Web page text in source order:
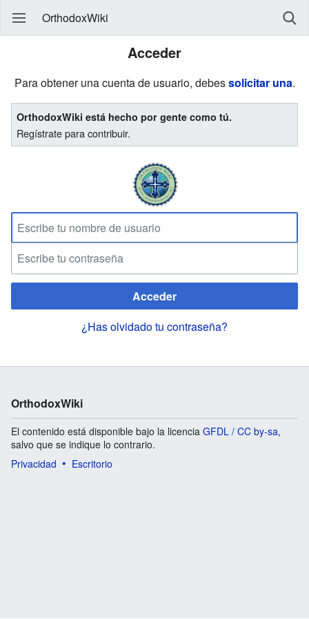
OrthodoxWiki
Acceder
Para obtener una cuenta de usuario, debessolicitar una.
OrthodoxWiki está hecho por gente como tú.
Regístrate para contribuir.
Acceder
¿Has olvidado tu contraseña?
OrthodoxWiki
El contenido está disponible bajo la licencia GFDL / CC by-sa,
salvo que se indique lo contrario.
Privacidad
Escritorio